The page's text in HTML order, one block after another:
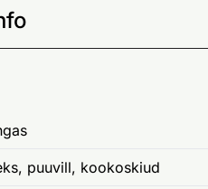
puuvill, kookoskiud